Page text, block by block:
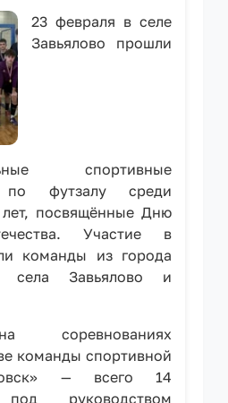
23 февраля в селе
Завьялово прошли
спортивные
по футзалу среди
посвящённые Дню
Участие в
команды из города
села Завьялово и
соревнованиях
команды спортивной
— всего 14
под руководством